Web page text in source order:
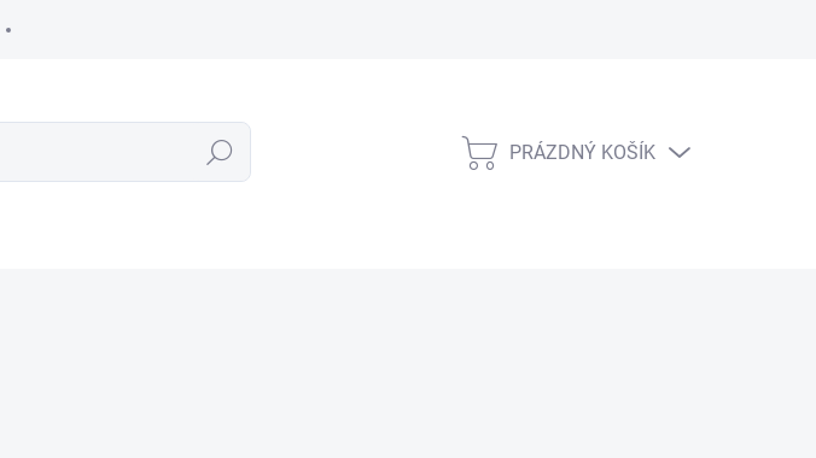
Hledat
NÁKUPNÍ
PRÁZDNÝ KOŠÍK